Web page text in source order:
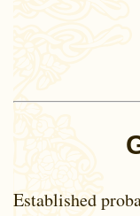
Established